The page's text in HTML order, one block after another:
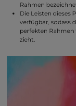
Rahmen
Die Leisten dieses
verfügbar, sodass
perfekten Rahmen
zieht.